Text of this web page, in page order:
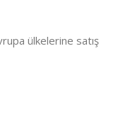
ülkelerine satış